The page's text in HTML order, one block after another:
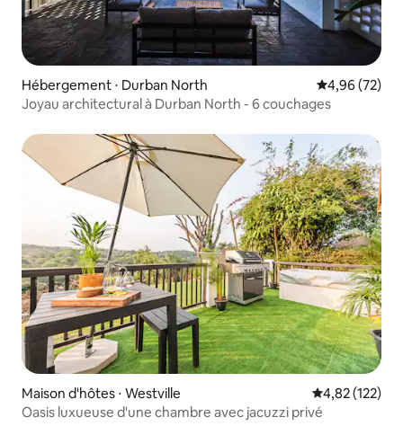
Hébergement ⋅ Durban North Évaluation
4,96 (72)
Joyau architectural à Durban North - 6 couchages
Maison d'hôtes ⋅ Westville Évaluation
4,82 (122)
Oasis luxueuse d'une chambre avec jacuzzi privé